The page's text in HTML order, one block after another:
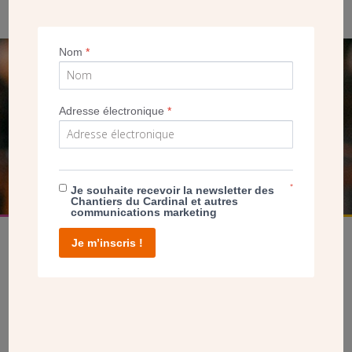
SEUL VOTRE DON
NOUS PERMET D’AGIR
Nom*
Adresse électronique*
Je souhaite recevoir la newsletter des
Chantiers du Cardinal et autres
communications marketing
*
Je m’inscris !